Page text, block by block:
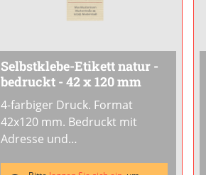
Selbstklebe-Etikett natur -
bedruckt - 42 x 120 mm
4-farbiger Druck. Format
42x120 mm. Bedruckt mit
Adresse und